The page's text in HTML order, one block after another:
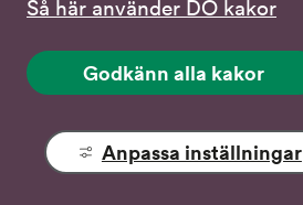
Så här använder DO kakor
Godkänn alla kakor
Anpassa inställningar
do@do.se
Fler kontaktuppgifter
Pressrum